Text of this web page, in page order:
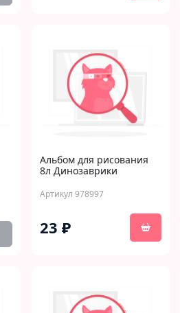
Альбом для рисования
8л Динозаврики
Артикул 978997
23 ₽